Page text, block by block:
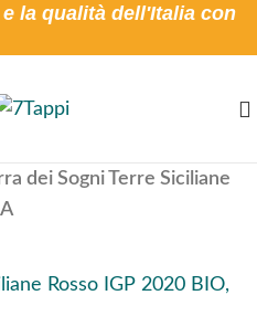
la qualità dell'Italia con
dei Sogni Terre Siciliane